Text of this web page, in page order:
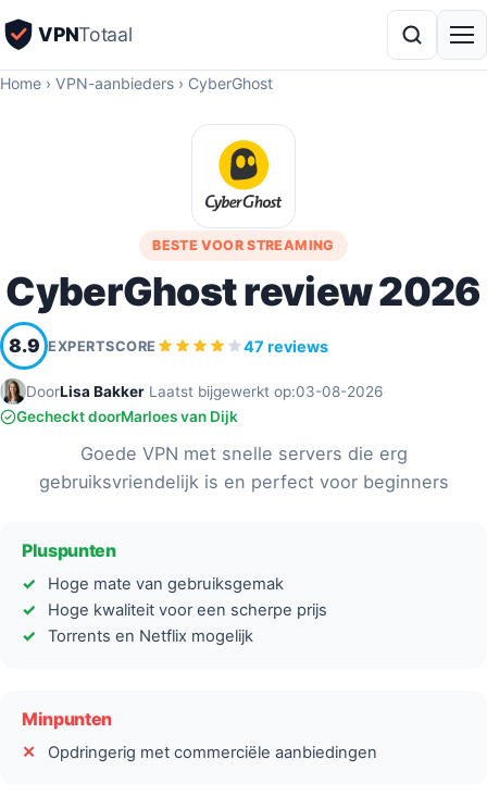
VPNTotaal
Home › VPN-aanbieders › CyberGhost
BESTE VOOR STREAMING
CyberGhost review 2026
8.9 EXPERTSCORE 47 reviews
DoorLisa Bakker·Laatst bijgewerkt op:03-08-2026·
Gecheckt doorMarloes van Dijk
Goede VPN met snelle servers die erg
gebruiksvriendelijk is en perfect voor beginners
Pluspunten
Hoge mate van gebruiksgemak
Hoge kwaliteit voor een scherpe prijs
Torrents en Netflix mogelijk
Minpunten
Opdringerig met commerciële aanbiedingen